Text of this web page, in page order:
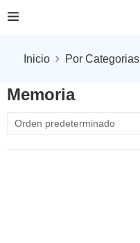
Inicio Por Categorias
Memoria